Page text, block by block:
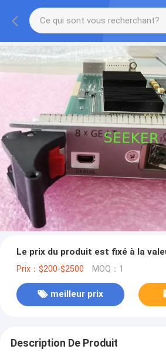
Le prix du produit est fixé à la
Prix：$200-$2500 MOQ：1
meilleur prix
Description De Produit